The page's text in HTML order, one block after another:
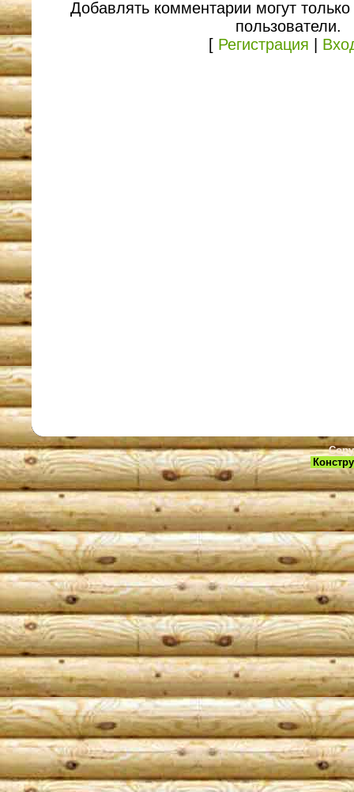
Добавлять комментарии могут
пользователи.
[ Регистрация